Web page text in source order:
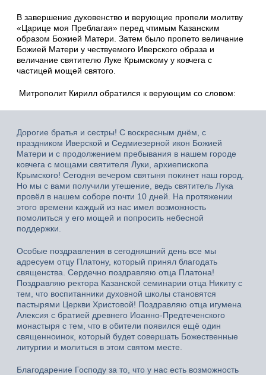
В завершение духовенство и верующие пропели молитву
«Царице моя Преблагая» перед чтимым Казанским
образом Божией Матери. Затем было пропето величание
Божией Матери у чествуемого Иверского образа и
величание святителю Луке Крымскому у ковчега с
частицей мощей святого.
Митрополит Кирилл обратился к верующим со словом:
Дорогие братья и сестры! С воскресным днём, с
праздником Иверской и Седмиезерной икон Божией
Матери и с продолжением пребывания в нашем городе
ковчега с мощами святителя Луки, архиепископа
Крымского! Сегодня вечером святыня покинет наш город.
Но мы с вами получили утешение, ведь святитель Лука
провёл в нашем соборе почти 10 дней. На протяжении
этого времени каждый из нас имел возможность
помолиться у его мощей и попросить небесной
поддержки.
Особые поздравления в сегодняшний день все мы
адресуем отцу Платону, который принял благодать
священства. Сердечно поздравляю отца Платона!
Поздравляю ректора Казанской семинарии отца Никиту с
тем, что воспитанники духовной школы становятся
пастырями Церкви Христовой! Поздравляю отца игумена
Алексия с братией древнего Иоанно-Предтеченского
монастыря с тем, что в обители появился ещё один
священноинок, который будет совершать Божественные
литургии и молиться в этом святом месте.
Благодарение Господу за то, что у нас есть возможность